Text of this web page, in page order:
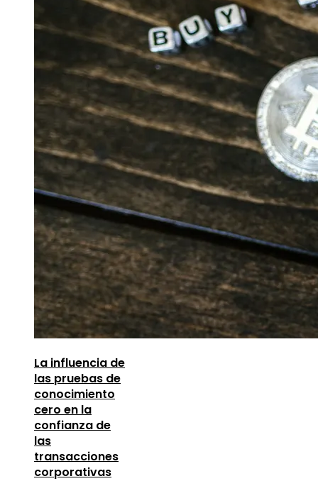
La influencia de
las pruebas de
conocimiento
cero en la
confianza de
las
transacciones
corporativas